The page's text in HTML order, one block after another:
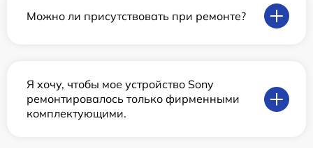
Можно ли присутствовать при ремонте?
Я хочу, чтобы мое устройство Sony
ремонтировалось только фирменными
комплектующими.